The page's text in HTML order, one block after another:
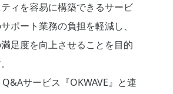
ィを容易に構築できるサービ
ポート業務の負担を軽減し、
足度を向上させることを目的
サービス『OKWAVE』と連